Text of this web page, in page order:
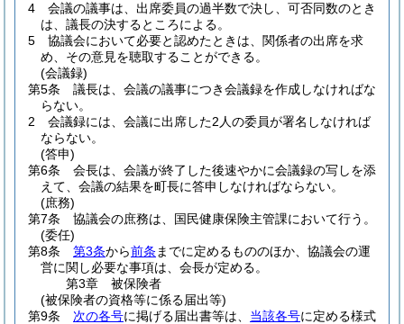
4
会議の議事は、出席委員の過半数で決し、可否同数のとき
は、議長の決するところによる。
5
協議会において必要と認めたときは、関係者の出席を求
め、その意見を聴取することができる。
(会議録)
第5条
議長は、会議の議事につき会議録を作成しなければな
らない。
2
会議録には、会議に出席した2人の委員が署名しなければ
ならない。
(答申)
第6条
会長は、会議が終了した後速やかに会議録の写しを添
えて、会議の結果を町長に答申しなければならない。
(庶務)
第7条
協議会の庶務は、国民健康保険主管課において行う。
(委任)
第8条
第3条から前条 までに定めるもののほか、協議会の運
営に関し必要な事項は、会長が定める。
第3章
被保険者
(被保険者の資格等に係る届出等)
第9条
次の各号に掲げる届出書等は、 当該各号に定める様式